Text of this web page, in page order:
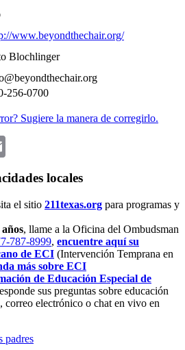
www.beyondthechair.org/
Blochlinger
256-0700
Sugiere la manera de corregirlo.
locales
el sitio 211texas.org para programas y
, llame a la Oficina del Ombudsman
787-8999, encuentre aquí su
de ECI (Intervención Temprana en
más sobre ECI
de Educación Especial de
sus preguntas sobre educación
correo electrónico o chat en vivo en
padres